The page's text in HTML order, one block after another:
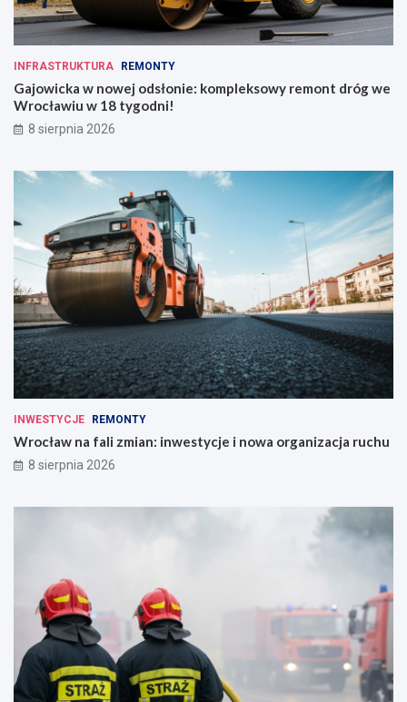
INFRASTRUKTURA REMONTY
Gajowicka w nowej odsłonie: kompleksowy remont dróg we
Wrocławiu w 18 tygodni!
8 sierpnia 2026
INWESTYCJE REMONTY
Wrocław na fali zmian: inwestycje i nowa organizacja ruchu
8 sierpnia 2026